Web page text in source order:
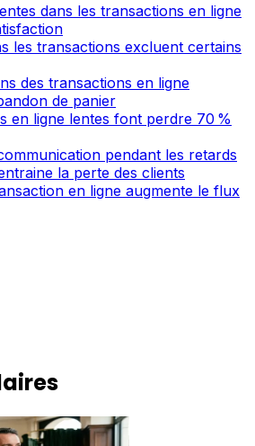
dans les transactions en ligne
les transactions excluent certains
des transactions en ligne
de panier
en ligne lentes font perdre 70 %
pendant les retards
la perte des clients
en ligne augmente le flux